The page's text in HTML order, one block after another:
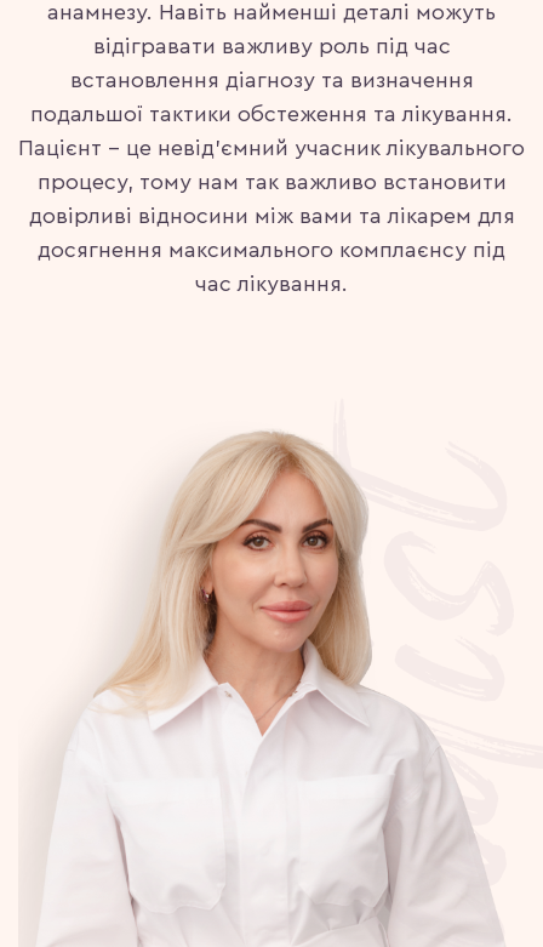
анамнезу. Навіть найменші деталі можуть
відігравати важливу роль під час
встановлення діагнозу та визначення
подальшої тактики обстеження та лікування.
Пацієнт - це невід’ємний учасник лікувального
процесу, тому нам так важливо встановити
довірливі відносини між вами та лікарем для
досягнення максимального комплаєнсу під
час лікування.